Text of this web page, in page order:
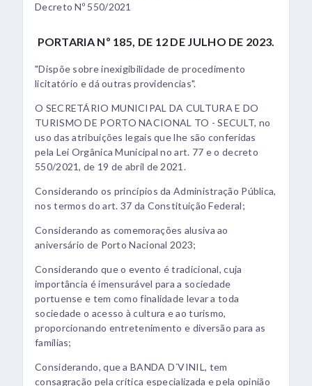
Decreto Nº 550/2021
PORTARIA Nº 185, DE 12 DE JULHO DE 2023.
"Dispõe sobre inexigibilidade de procedimento
licitatório e dá outras providencias".
O SECRETÁRIO MUNICIPAL DA CULTURA E DO
TURISMO DE PORTO NACIONAL TO - SECULT, no
uso das atribuições legais que lhe são conferidas
pela Lei Orgânica Municipal no art. 77 e o decreto
550/2021, de 19 de abril de 2021.
Considerando os princípios da Administração Pública,
nos termos do art. 37 da Constituição Federal;
Considerando as comemorações alusiva ao
aniversário de Porto Nacional 2023;
Considerando que o evento é tradicional, cuja
importância é imensurável para a sociedade
portuense e tem como finalidade levar a toda
sociedade o acesso à cultura e ao turismo,
proporcionando entretenimento e diversão para as
famílias;
Considerando, que a BANDA D´VINIL, tem
consagração pela crítica especializada e pela opinião